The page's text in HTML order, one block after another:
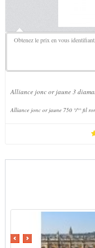
Obtenez le prix en vous
Alliance jonc or jaune 3
Alliance jonc or jaune 750 °/°° fil